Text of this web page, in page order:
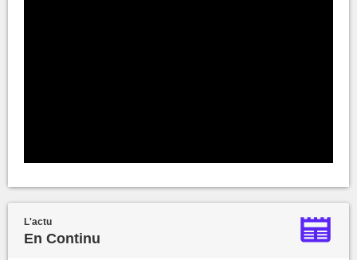
L'actu
En Continu